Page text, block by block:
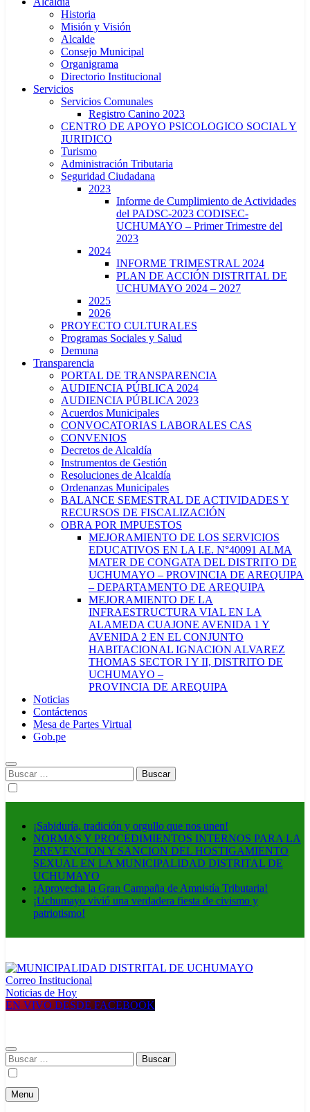
Historia
Misión y Visión
Alcalde
Consejo Municipal
Organigrama
Directorio Institucional
Servicios
Servicios Comunales
Registro Canino 2023
CENTRO DE APOYO PSICOLOGICO SOCIAL Y
JURIDICO
Turismo
Administración Tributaria
Seguridad Ciudadana
2023
Informe de Cumplimiento de Actividades
del PADSC-2023 CODISEC-
UCHUMAYO – Primer Trimestre del
2023
2024
INFORME TRIMESTRAL 2024
PLAN DE ACCIÓN DISTRITAL DE
UCHUMAYO 2024 – 2027
2025
2026
PROYECTO CULTURALES
Programas Sociales y Salud
Demuna
Transparencia
PORTAL DE TRANSPARENCIA
AUDIENCIA PÚBLICA 2024
AUDIENCIA PÚBLICA 2023
Acuerdos Municipales
CONVOCATORIAS LABORALES CAS
CONVENIOS
Decretos de Alcaldía
Instrumentos de Gestión
Resoluciones de Alcaldía
Ordenanzas Municipales
BALANCE SEMESTRAL DE ACTIVIDADES Y
RECURSOS DE FISCALIZACIÓN
OBRA POR IMPUESTOS
MEJORAMIENTO DE LOS SERVICIOS
EDUCATIVOS EN LA I.E. N°40091 ALMA
MATER DE CONGATA DEL DISTRITO DE
UCHUMAYO – PROVINCIA DE AREQUIPA
– DEPARTAMENTO DE AREQUIPA
MEJORAMIENTO DE LA
INFRAESTRUCTURA VIAL EN LA
ALAMEDA CUAJONE AVENIDA 1 Y
AVENIDA 2 EN EL CONJUNTO
HABITACIONAL IGNACION ALVAREZ
THOMAS SECTOR I Y II, DISTRITO DE
UCHUMAYO –
PROVINCIA DE AREQUIPA
Noticias
Contáctenos
Mesa de Partes Virtual
Gob.pe
Buscar:
¡Sabiduría, tradición y orgullo que nos unen!
NORMAS Y PROCEDIMIENTOS INTERNOS PARA LA
PREVENCION Y SANCION DEL HOSTIGAMIENTO
SEXUAL EN LA MUNICIPALIDAD DISTRITAL DE
UCHUMAYO
¡Aprovecha la Gran Campaña de Amnistía Tributaria!
¡Uchumayo vivió una verdadera fiesta de civismo y
patriotismo!
MUNICIPALIDAD DISTRITAL DE UCHUMAYO
Construyendo una nueva Historia
Correo Institucional
Noticias de Hoy
EN VIVO DESDE FACEBOOK
Buscar:
Menu